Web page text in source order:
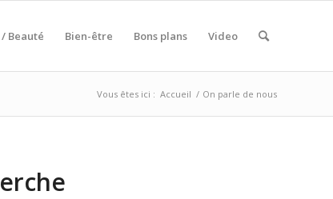
Beauté Bien-être Bons plans Video
Vous êtes ici : Accueil / On parle de nous